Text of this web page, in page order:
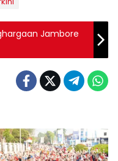
Jambore